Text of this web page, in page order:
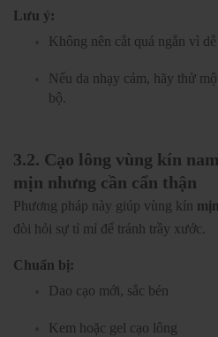
Lưu ý:
Không nên cắt quá ngắn vì
Nếu da nhạy cảm, hãy thử
bộ.
3.2. Cạo lông vùng kín
mịn nhưng cần cẩn thận
Phương pháp này giúp vùng kín
đòi hỏi sự tỉ mỉ để tránh trầy xước.
Chuẩn bị:
Dao cạo mới, sắc bén
Kem hoặc gel cạo lông